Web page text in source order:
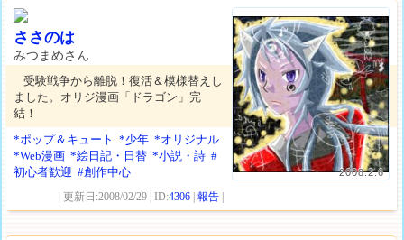
2008.2.6
ささのは
みつまめさん
受験戦争から離脱！復活＆模様替えし
ました。オリジ漫画「ドラゴン」完
結！
*ポップ＆キュート
*少年 *オリジナル
*Web漫画 *絵日記・日替 *小説・詩 #
初心者歓迎 #創作中心
| 更新日:2008/02/29 | ID:4306 |報告